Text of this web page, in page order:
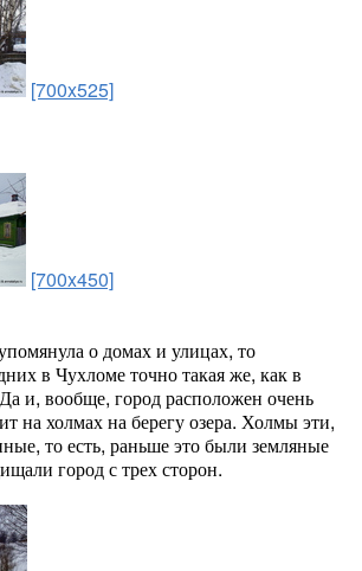
[700x525]
[700x450]
о домах и улицах, то
в Чухломе точно такая же, как в
и, вообще, город расположен очень
на холмах на берегу озера. Холмы эти,
то есть, раньше это были земляные
город с трех сторон.